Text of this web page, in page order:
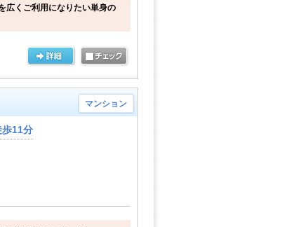
広くご利用になりたい単身の
マンション
11分